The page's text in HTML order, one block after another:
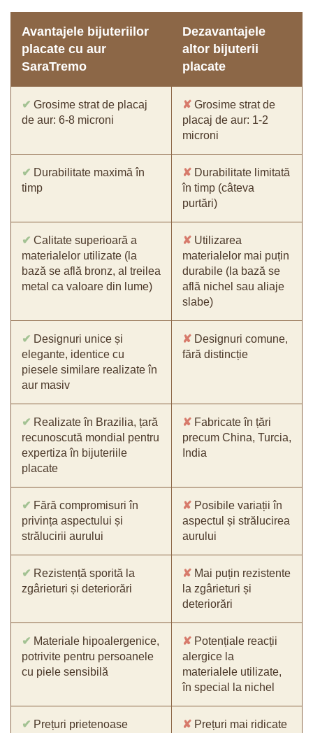
Avantajele bijuteriilor
placate cu aur
SaraTremo
Dezavantajele
altor bijuterii
placate
✔ Grosime strat de placaj
de aur: 6-8 microni
✘ Grosime strat de
placaj de aur: 1-2
microni
✔ Durabilitate maximă în
timp
✘ Durabilitate limitată
în timp (câteva
purtări)
✔ Calitate superioară a
materialelor utilizate (la
bază se află bronz, al treilea
metal ca valoare din lume)
✘ Utilizarea
materialelor mai puțin
durabile (la bază se
află nichel sau aliaje
slabe)
✔ Designuri unice și
elegante, identice cu
piesele similare realizate în
aur masiv
✘ Designuri comune,
fără distincție
✔ Realizate în Brazilia, țară
recunoscută mondial pentru
expertiza în bijuteriile
placate
✘ Fabricate în țări
precum China, Turcia,
India
✔ Fără compromisuri în
privința aspectului și
strălucirii aurului
✘ Posibile variații în
aspectul și strălucirea
aurului
✔ Rezistență sporită la
zgârieturi și deteriorări
✘ Mai puțin rezistente
la zgârieturi și
deteriorări
✔ Materiale hipoalergenice,
potrivite pentru persoanele
cu piele sensibilă
✘ Potențiale reacții
alergice la
materialele utilizate,
în special la nichel
✔ Prețuri prietenoase
✘ Prețuri mai ridicate